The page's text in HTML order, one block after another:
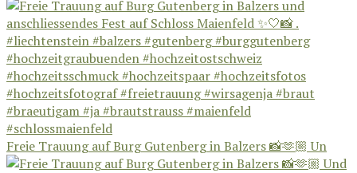
Freie Trauung auf Burg Gutenberg in Balzers 📸🫶🏼 Un